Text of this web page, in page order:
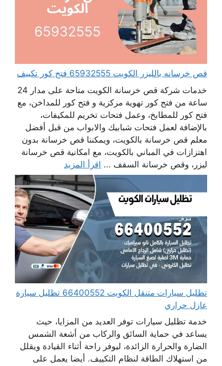
قص خرسانه بالليزر الكويت 65932555 فتح كور تكييف
خدمات شركة قص خرسانة الكويت متاحة على مدار 24
ساعة من فتح كور تهوية مركزية و فتح كور للمداخن، مع
فتح كور للمطابخ، وعمل فتحات تخريم للمكيفات،
بالإضافة لعمل فتحات شبابيك والابواب من قبل أفضل
معلم قص خرسانة بالكويت، ويمكننا قص خرسانة بدون
اهتزازات في المباني بالكويت، مع امكانية قص خرسانة
ليزر، وقص خرسانة السقف ... اقرأ المزيد
تظليل سيارات متنقل الكويت 66400552 تظليل سيارة
عازل حراري
خدمة تظليل سيارات توفر العديد من المزايا، حيث
يساعد في حماية السائق والركاب من أشعة الشمس
الضارة والحرارة الزائدة، ليوفر راحة أثناء القيادة ويقلل
من استهلاك الطاقة لنظام التكييف. أيضا يعمل على